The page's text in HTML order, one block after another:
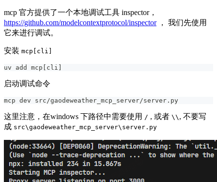
mcp 官方提供了一个本地调试工具 inspector，
https://github.com/modelcontextprotocol/inspector， 我们先使用
它来进行调试。
安装 mcp[cli]
uv add mcp[cli]
启动调试命令
mcp dev src/gaodeweather_mcp_server/server.py
这里注意，在windows 下路径中需要使用 / , 或者 \\ , 不要写
成 src\gaodeweather_mcp_server\server.py